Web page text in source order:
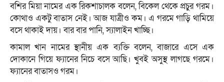
বশির মিয়া নামের এক রিকশাচালক বলেন, বিকেল থেকে প্রচুর গরম।
কোথাও একটু বাতাস নেই। আজ যাত্রীও কম। এ গরমে গাড়ি থামিয়ে
বসে থাকাই দায়। বার বার পানি, স্যালাইন খাচ্ছি।
কামাল খান নামের স্থানীয় এক ব্যক্তি বলেন, বাজারে এসে এক
দোকানে গিয়ে ফ্যানের নিচে বসে আছি। খুবই অসুস্থ লাগছে গরমে।
ফ্যানের বাতাসও গরম।